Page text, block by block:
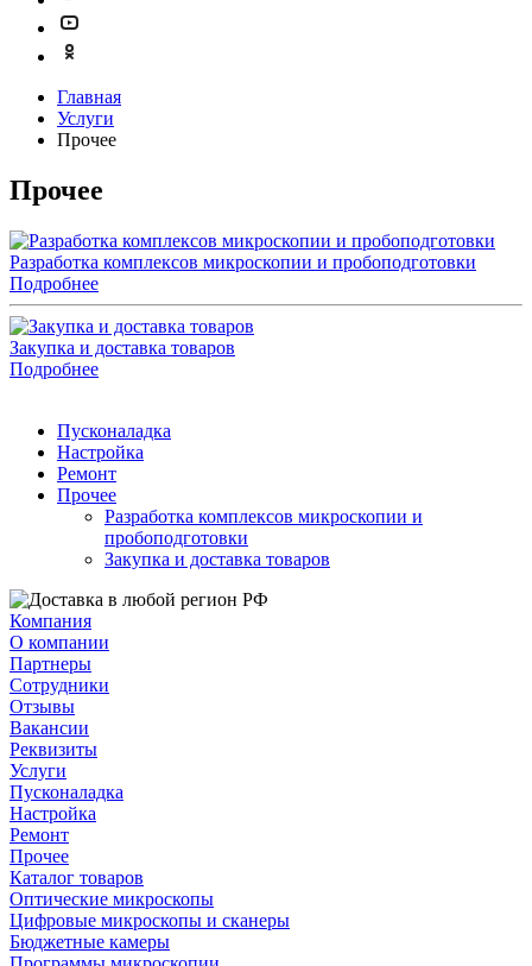
Главная
Услуги
Прочее
Прочее
Разработка комплексов микроскопии и пробоподготовки
Подробнее
Закупка и доставка товаров
Подробнее
Пусконаладка
Настройка
Ремонт
Прочее
Разработка комплексов микроскопии и
пробоподготовки
Закупка и доставка товаров
Компания
О компании
Партнеры
Сотрудники
Отзывы
Вакансии
Реквизиты
Услуги
Пусконаладка
Настройка
Ремонт
Прочее
Каталог товаров
Оптические микроскопы
Цифровые микроскопы и сканеры
Бюджетные камеры